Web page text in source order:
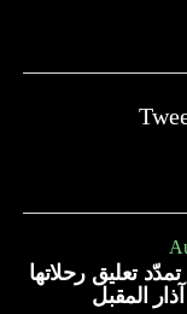
تعليق رحلاتها
المقبل